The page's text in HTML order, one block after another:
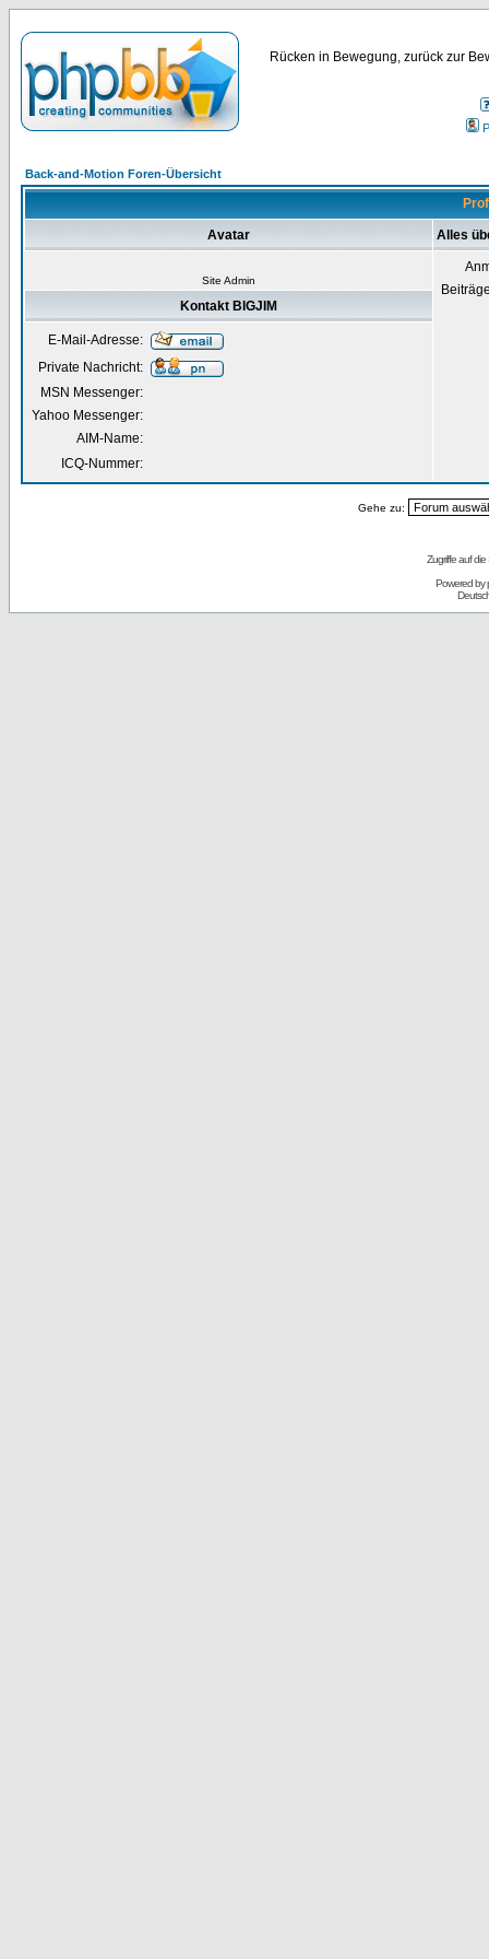
Rücken in Bewegung, zurück zur
Back-and-Motion Foren-Übersicht
Avatar Alles
Site Admin
Kontakt BIGJIM
E-Mail-Adresse:
Private Nachricht:
MSN Messenger:
Yahoo Messenger:
AIM-Name:
ICQ-Nummer:
Gehe zu:
Zugriffe auf
Powered by